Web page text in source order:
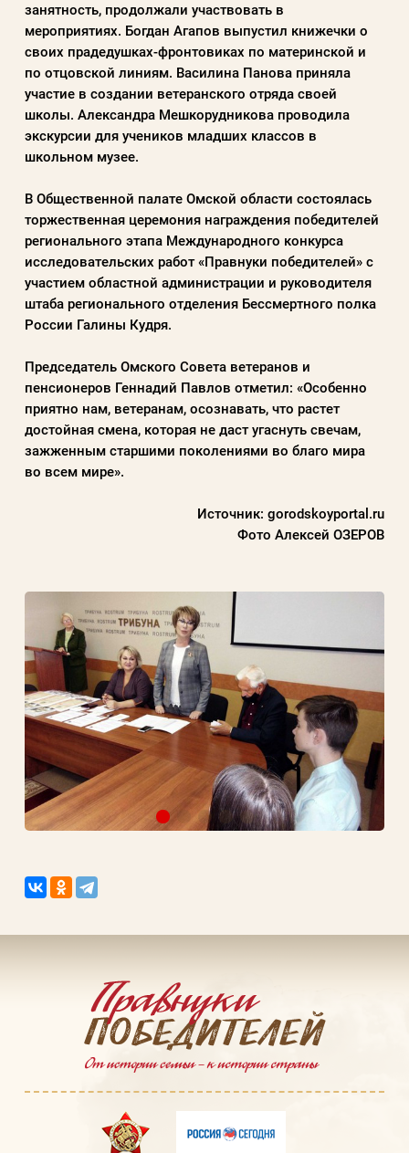
занятность, продолжали участвовать в
мероприятиях. Богдан Агапов выпустил книжечки о
своих прадедушках-фронтовиках по материнской и
по отцовской линиям. Василина Панова приняла
участие в создании ветеранского отряда своей
школы. Александра Мешкорудникова проводила
экскурсии для учеников младших классов в
школьном музее.
В Общественной палате Омской области состоялась
торжественная церемония награждения победителей
регионального этапа Международного конкурса
исследовательских работ «Правнуки победителей» с
участием областной администрации и руководителя
штаба регионального отделения Бессмертного полка
России Галины Кудря.
Председатель Омского Совета ветеранов и
пенсионеров Геннадий Павлов отметил: «Особенно
приятно нам, ветеранам, осознавать, что растет
достойная смена, которая не даст угаснуть свечам,
зажженным старшими поколениями во благо мира
во всем мире».
Источник: gorodskoyportal.ru
Фото Алексей ОЗЕРОВ